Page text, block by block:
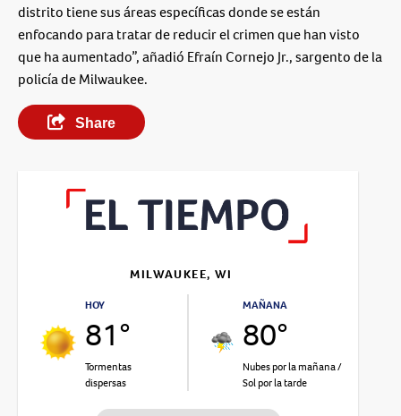
distrito tiene sus áreas específicas donde se están
enfocando para tratar de reducir el crimen que han visto
que ha aumentado”, añadió Efraín Cornejo Jr., sargento de la
policía de Milwaukee.
Share
MILWAUKEE, WI
HOY
81°
Tormentas
dispersas
MAÑANA
80°
Nubes por la mañana /
Sol por la tarde